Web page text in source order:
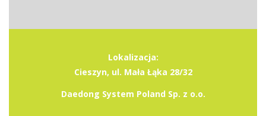
Lokalizacja:
Cieszyn, ul. Mała Łąka 28/32
Daedong System Poland Sp. z o.o.